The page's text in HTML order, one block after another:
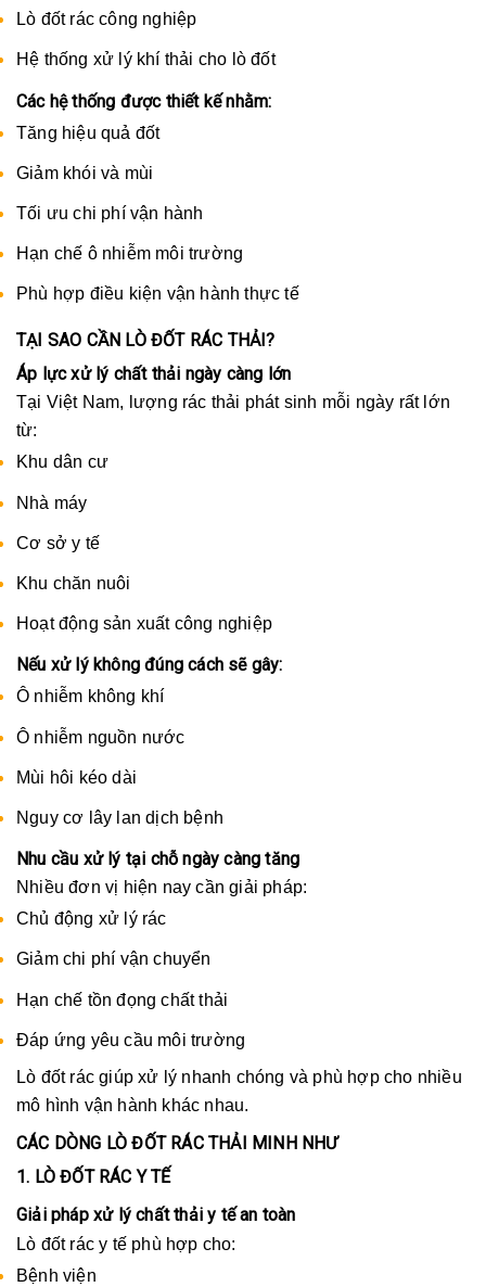
Lò đốt rác công nghiệp
Hệ thống xử lý khí thải cho lò đốt
Các hệ thống được thiết kế nhằm:
Tăng hiệu quả đốt
Giảm khói và mùi
Tối ưu chi phí vận hành
Hạn chế ô nhiễm môi trường
Phù hợp điều kiện vận hành thực tế
TẠI SAO CẦN LÒ ĐỐT RÁC THẢI?
Áp lực xử lý chất thải ngày càng lớn
Tại Việt Nam, lượng rác thải phát sinh mỗi ngày rất lớn
từ:
Khu dân cư
Nhà máy
Cơ sở y tế
Khu chăn nuôi
Hoạt động sản xuất công nghiệp
Nếu xử lý không đúng cách sẽ gây:
Ô nhiễm không khí
Ô nhiễm nguồn nước
Mùi hôi kéo dài
Nguy cơ lây lan dịch bệnh
Nhu cầu xử lý tại chỗ ngày càng tăng
Nhiều đơn vị hiện nay cần giải pháp:
Chủ động xử lý rác
Giảm chi phí vận chuyển
Hạn chế tồn đọng chất thải
Đáp ứng yêu cầu môi trường
Lò đốt rác giúp xử lý nhanh chóng và phù hợp cho nhiều
mô hình vận hành khác nhau.
CÁC DÒNG LÒ ĐỐT RÁC THẢI MINH NHƯ
1. LÒ ĐỐT RÁC Y TẾ
Giải pháp xử lý chất thải y tế an toàn
Lò đốt rác y tế phù hợp cho:
Bệnh viện